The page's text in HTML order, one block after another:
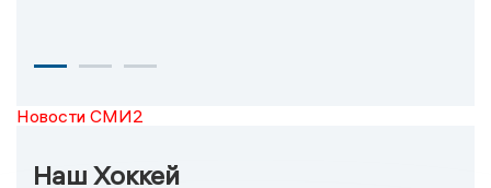
Новости СМИ2
Наш Хоккей